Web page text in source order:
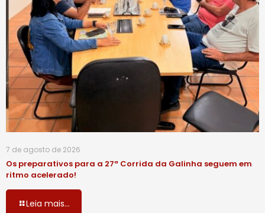
7 de agosto de 2026
Os preparativos para a 27ª Corrida da Galinha seguem em
ritmo acelerado!
Leia mais...